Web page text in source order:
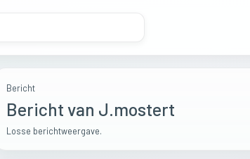
Bericht
Bericht van J.mostert
Losse berichtweergave.